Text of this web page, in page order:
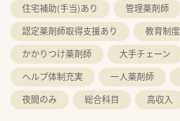
住宅補助(手当)あり
管理薬剤師
認定薬剤師取得支援あり
教育制
かかりつけ薬剤師
大手チェーン
ヘルプ体制充実
一人薬剤師
夜間のみ
総合科目 高収入